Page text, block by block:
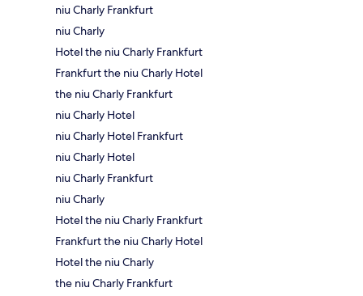
niu Charly Frankfurt
niu Charly
Hotel the niu Charly Frankfurt
Frankfurt the niu Charly Hotel
the niu Charly Frankfurt
niu Charly Hotel
niu Charly Hotel Frankfurt
niu Charly Hotel
niu Charly Frankfurt
niu Charly
Hotel the niu Charly Frankfurt
Frankfurt the niu Charly Hotel
Hotel the niu Charly
the niu Charly Frankfurt